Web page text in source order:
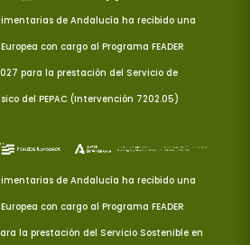
de Andalucía ha recibido una
con cargo al Programa FEADER
para la prestación del Servicio de
del PEPAC (Intervención 7202.05)
de Andalucía ha recibido una
con cargo al Programa FEADER
la prestación del Servicio Sostenible en